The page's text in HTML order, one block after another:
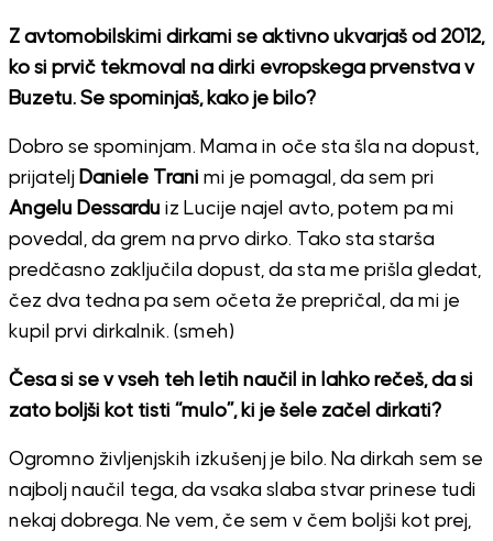
Z avtomobilskimi dirkami se aktivno ukvarjaš od 2012,
ko si prvič tekmoval na dirki evropskega prvenstva v
Buzetu. Se spominjaš, kako je bilo?
Dobro se spominjam. Mama in oče sta šla na dopust,
prijatelj Daniele Trani mi je pomagal, da sem pri
Angelu Dessardu iz Lucije najel avto, potem pa mi
povedal, da grem na prvo dirko. Tako sta starša
predčasno zaključila dopust, da sta me prišla gledat,
čez dva tedna pa sem očeta že prepričal, da mi je
kupil prvi dirkalnik. (smeh)
Česa si se v vseh teh letih naučil in lahko rečeš, da si
zato boljši kot tisti “mulo”, ki je šele začel dirkati?
Ogromno življenjskih izkušenj je bilo. Na dirkah sem se
najbolj naučil tega, da vsaka slaba stvar prinese tudi
nekaj dobrega. Ne vem, če sem v čem boljši kot prej,